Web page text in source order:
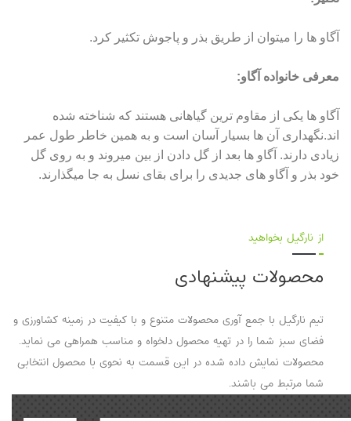
آگاو ها را میتوان از طریق بذر و پاجوش تکثیر کرد.
معرفی خانواده آگاو:
آگاو ها یکی از مقاوم ترین گیاهانی هستند که شناخته شده
اند.نگهداری آن ها بسیار آسان است و به همین خاطر طول عمر
زیادی دارند. آگاو ها بعد از گل دادن از بین میروند و به روی گل
خود بذر و آگاو های جدیدی را برای بقای نسل به جا میگذارند.
از نارگیل بخواهید
محصولات پیشنهادی
تیم نارگیل با جمع آوری محصولات متنوع و با کیفیت در زمینه کشاورزی و
فضای سبز شما را در تهیه محصول دلخواه و مناسب همراهی می نماید.
محصولات نمایش داده شده در این قسمت به نحوی با محصول انتخابی
شما مرتبط می باشند.